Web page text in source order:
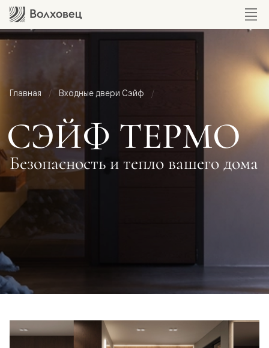
Главная Входные двери Сэйф
СЭЙФ ТЕРМО
Безопасность и тепло вашего дома